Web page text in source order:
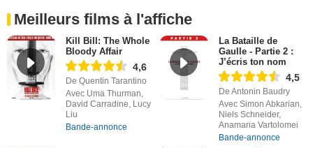
Meilleurs films à l'affiche
Kill Bill: The Whole
Bloody Affair
4,6
De Quentin Tarantino
Avec Uma Thurman,
David Carradine, Lucy
Liu
Bande-annonce
La Bataille de
Gaulle - Partie 2 :
J’écris ton nom
4,5
De Antonin Baudry
Avec Simon Abkarian,
Niels Schneider,
Anamaria Vartolomei
Bande-annonce